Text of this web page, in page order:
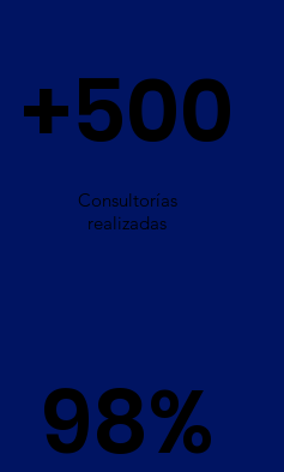
+500
Consultorías
realizadas
98%